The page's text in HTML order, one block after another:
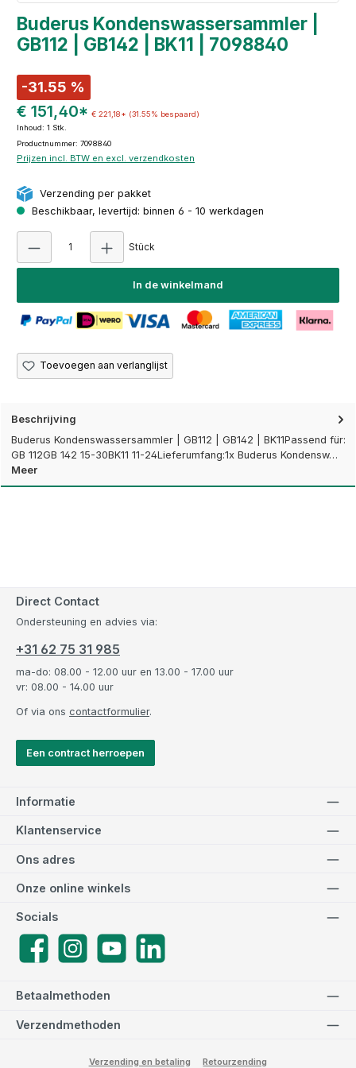
Buderus Kondenswassersammler |
GB112 | GB142 | BK11 | 7098840
-31.55 %
€ 151,40* € 221,18* (31.55% bespaard)
Inhoud: 1 Stk.
Productnummer: 7098840
Prijzen incl. BTW en excl. verzendkosten
Verzending per pakket
Beschikbaar, levertijd: binnen 6 - 10 werkdagen
Stück
In de winkelmand
Toevoegen aan verlanglijst
Beschrijving
Buderus Kondenswassersammler | GB112 | GB142 | BK11Passend für:
GB 112GB 142 15-30BK11 11-24Lieferumfang:1x Buderus Kondensw…
Meer
Direct Contact
Ondersteuning en advies via:
+31 62 75 31 985
ma-do: 08.00 - 12.00 uur en 13.00 - 17.00 uur
vr: 08.00 - 14.00 uur
Of via ons contactformulier.
Een contract herroepen
Informatie
Klantenservice
Betaalmethoden
Verzendmethoden
Ons adres
Socials
FacebookInstagramYouTube
Onze online winkels
Verzending en betaling Retourzending